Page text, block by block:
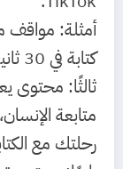
أمثلة: مواقف
كتابة في 30 ثانية –
ثالثًا:
متابعة
رحلتك مع